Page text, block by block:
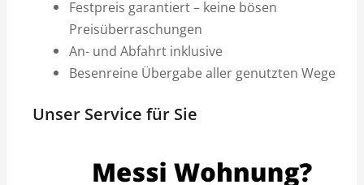
Festpreis garantiert – keine bösen
Preisüberraschungen
An- und Abfahrt inklusive
Besenreine Übergabe aller genutzten Wege
Unser Service für Sie